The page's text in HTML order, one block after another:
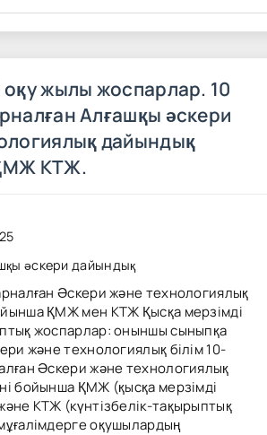
жылы жоспарлар. 10
Алғашқы әскери
дайындық
КТЖ.
әскери дайындық
Әскери және технологиялық
ҚМЖ мен КТЖ Қысқа мерзімді
жоспарлар: оныншы сыныпқа
және технологиялық білім 10-
Әскери және технологиялық
бойынша ҚМЖ (қысқа мерзімді
КТЖ (күнтізбелік-тақырыптық
оқушылардың